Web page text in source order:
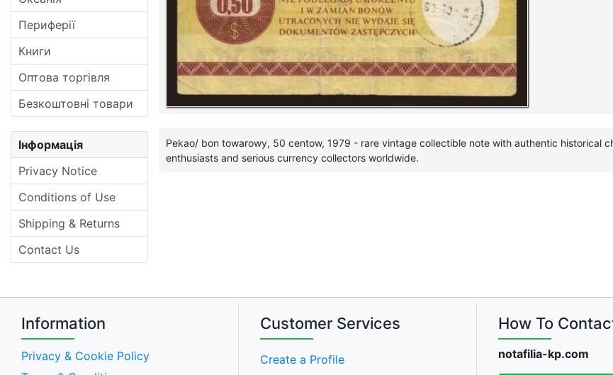
Периферії
Книги
Оптова торгівля
Безкоштовні товари
Інформація
Privacy Notice
Conditions of Use
Shipping & Returns
Contact Us
Pekao/ bon towarowy, 50 centow, 1979 - rare vintage collectible note with authentic historical
enthusiasts and serious currency collectors worldwide.
Information
Privacy & Cookie Policy
Customer Services
Create a Profile
How To
notafilia-kp.com